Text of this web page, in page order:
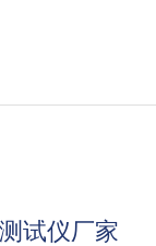
试仪厂家